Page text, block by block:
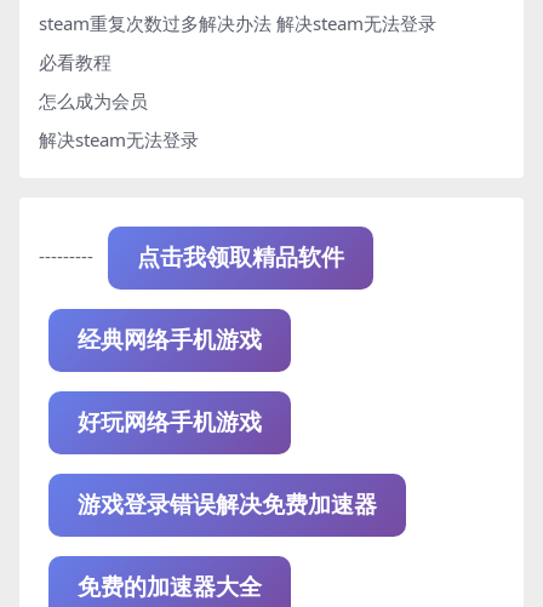
steam重复次数过多解决办法 解决steam无法登录
必看教程
怎么成为会员
解决steam无法登录
--------- 点击我领取精品软件
经典网络手机游戏
好玩网络手机游戏
游戏登录错误解决免费加速器
免费的加速器大全